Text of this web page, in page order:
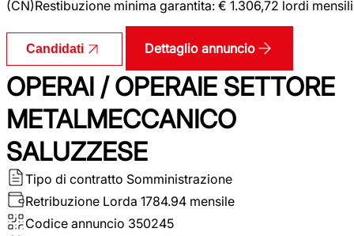
(CN)Restibuzione minima garantita: € 1.306,72 lordi mensili
Candidati Dettaglio annuncio
OPERAI / OPERAIE SETTORE
METALMECCANICO
SALUZZESE
Tipo di contratto Somministrazione
Retribuzione Lorda 1784.94 mensile
Codice annuncio 350245